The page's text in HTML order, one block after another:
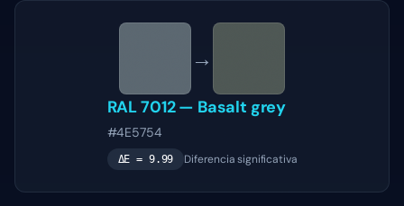
→
RAL 7012— Basalt grey
#4E5754
ΔE = 9.99 Diferencia significativa